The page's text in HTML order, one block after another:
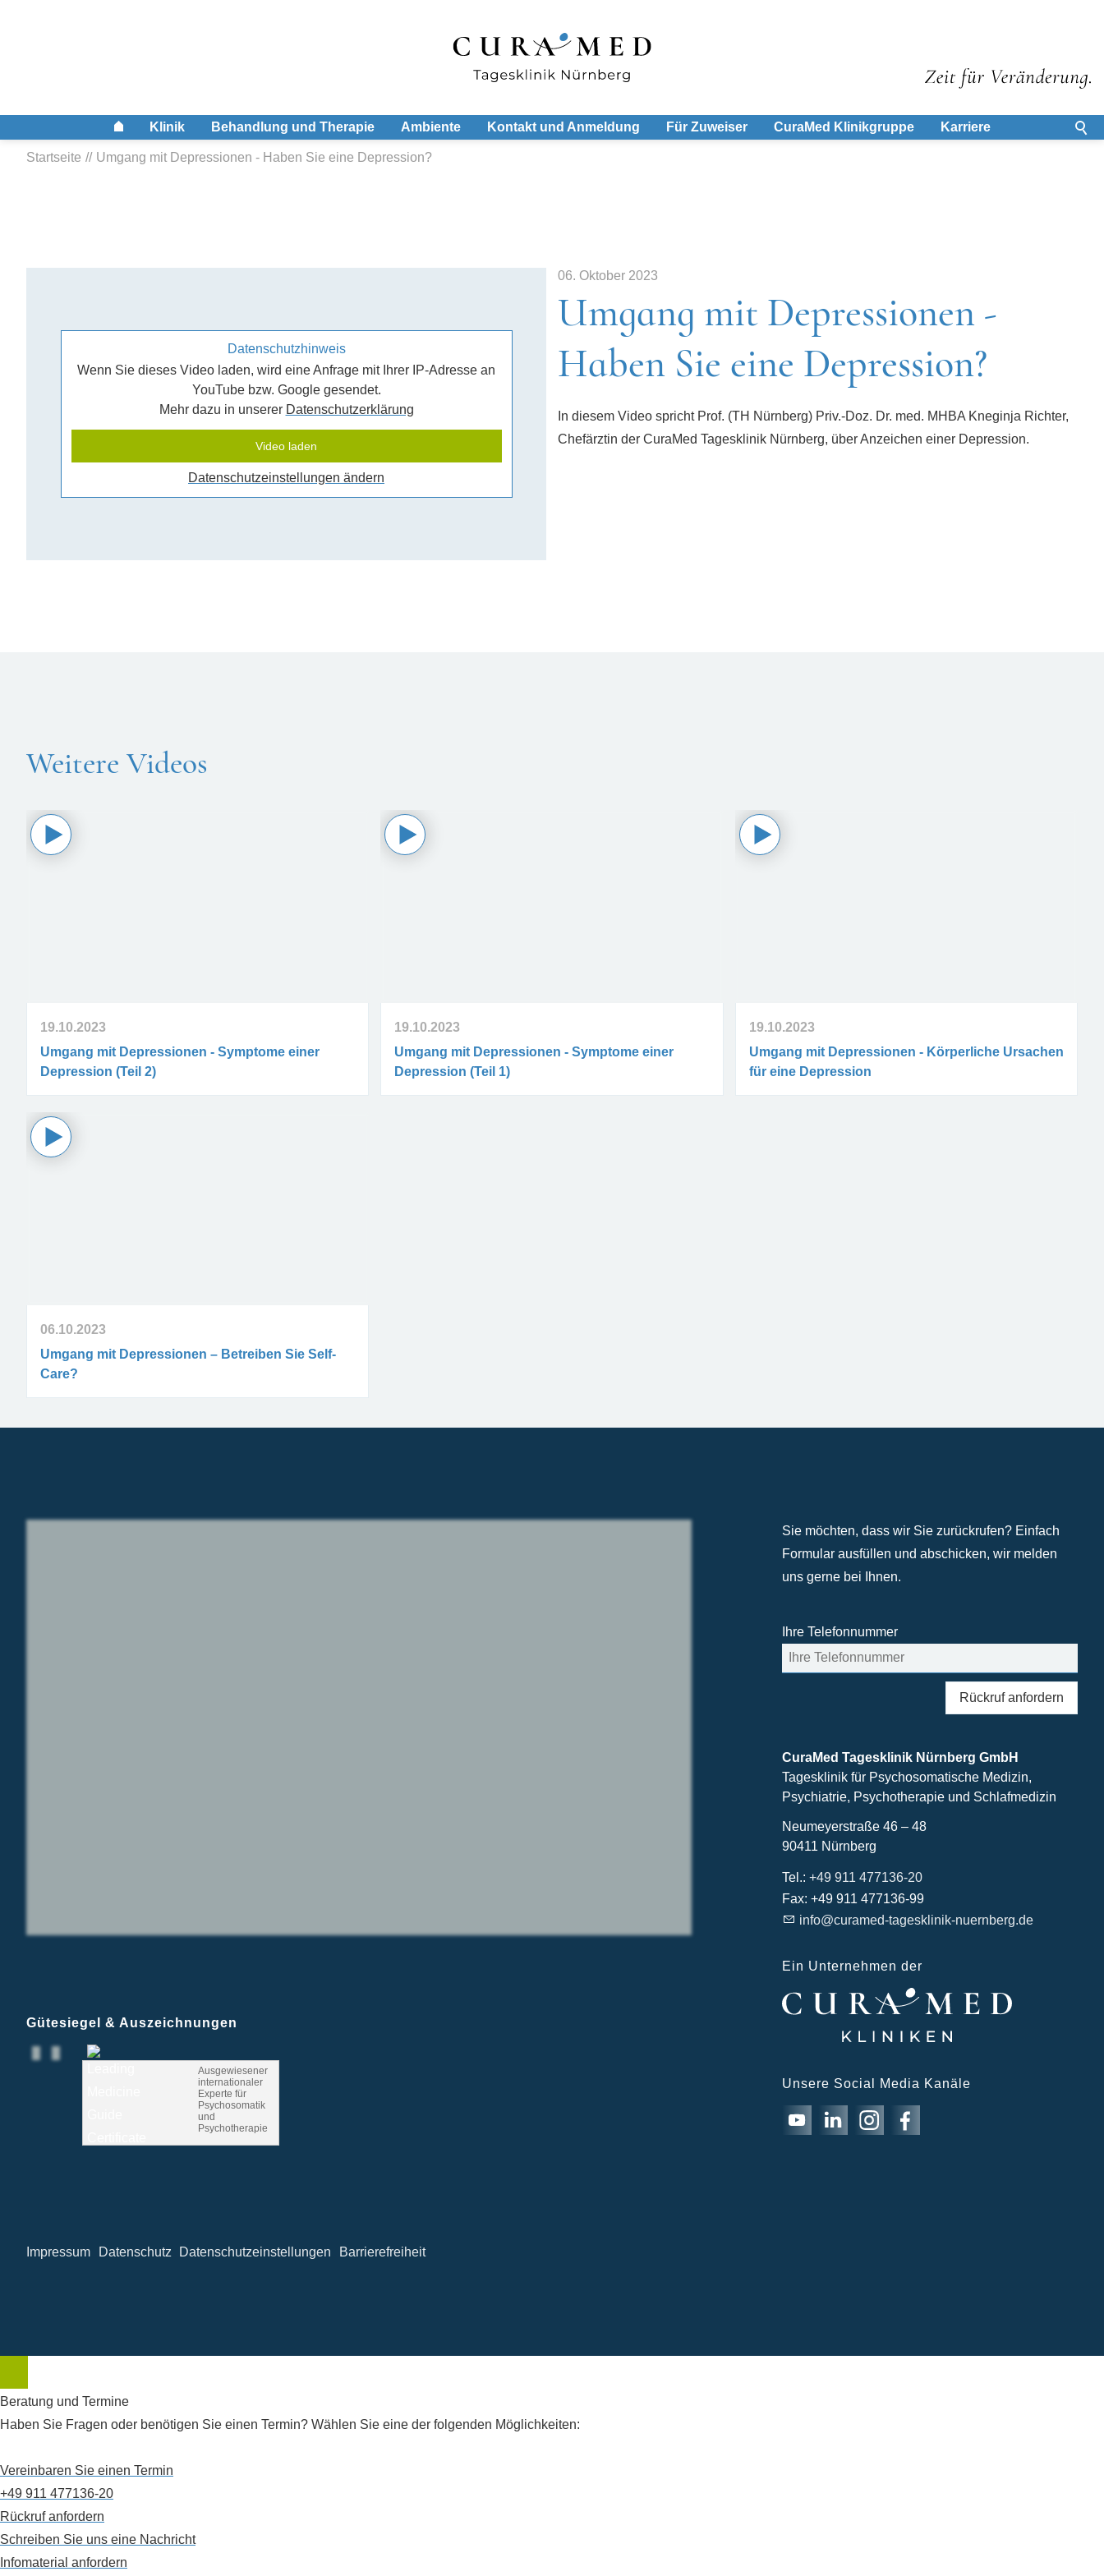
Klinik Behandlung und Therapie Ambiente Kontakt und Anmeldung Für Zuweiser CuraMed Klinikgruppe Karriere
Startseite Umgang mit Depressionen - Haben Sie eine Depression?
Datenschutzhinweis
Wenn Sie dieses Video laden, wird eine Anfrage mit Ihrer IP-Adresse an
YouTube bzw. Google gesendet.
Mehr dazu in unserer Datenschutzerklärung
Video laden
Datenschutzeinstellungen ändern
06. Oktober 2023
Umgang mit Depressionen -
Haben Sie eine Depression?
In diesem Video spricht Prof. (TH Nürnberg) Priv.-Doz. Dr. med. MHBA Kneginja Richter,
Chefärztin der CuraMed Tagesklinik Nürnberg, über Anzeichen einer Depression.
Weitere Videos
19.10.2023
Umgang mit Depressionen - Symptome einer
Depression (Teil 2)
19.10.2023
Umgang mit Depressionen - Symptome einer
Depression (Teil 1)
19.10.2023
Umgang mit Depressionen - Körperliche Ursachen
für eine Depression
06.10.2023
Umgang mit Depressionen – Betreiben Sie Self-
Care?
Gütesiegel & Auszeichnungen
Ausgewiesener
internationaler
Experte für
Psychosomatik
und
Psychotherapie
Sie möchten, dass wir Sie zurückrufen? Einfach
Formular ausfüllen und abschicken, wir melden
uns gerne bei Ihnen.
Ihre Telefonnummer
Rückruf anfordern
CuraMed Tagesklinik Nürnberg GmbH
Tagesklinik für Psychosomatische Medizin,
Psychiatrie, Psychotherapie und Schlafmedizin
Neumeyerstraße 46 – 48
90411 Nürnberg
Tel.: +49 911 477136-20
Fax: +49 911 477136-99
info@curamed-tagesklinik-nuernberg.de
Ein Unternehmen der
Unsere Social Media Kanäle
Impressum Datenschutz Datenschutzeinstellungen Barrierefreiheit
Beratung und Termine
Haben Sie Fragen oder benötigen Sie einen Termin? Wählen Sie eine der folgenden Möglichkeiten:
Vereinbaren Sie einen Termin
+49 911 477136-20
Rückruf anfordern
Schreiben Sie uns eine Nachricht
Infomaterial anfordern